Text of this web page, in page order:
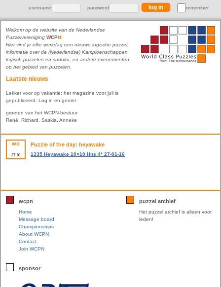
username password remember
Welkom op de website van de Nederlandse
Puzzelvereniging WCPN!
Hier vind je elke werkdag een nieuwe logische puzzel,
informatie over de (Nederlandse) Kampioenschappen
logisch puzzelen en sudoku, en andere evenementen
op het gebied van puzzelen.
Laatste nieuws
Lekker voor op vakantie: het magazine voor juli is
gepubliceerd. Log in en geniet.
groeten van het WCPN-bestuur
René, Richard, Saskia, Anneke
wo
27 01
Puzzle of the day: heyawake
1335 Heyawake 10×10 Hns 4* 27-01-16
wcpn
Home
Message board
Championships
About WCPN
Contact
Join WCPN
sponsor
puzzel archief
Het puzzel archief is alleen voor
leden!